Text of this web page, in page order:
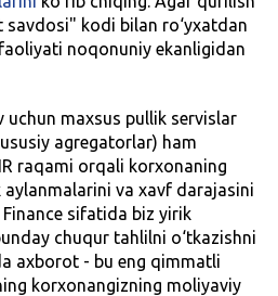
kodi bilan ro‘yxatdan
noqonuniy ekanligidan
uchun maxsus pullik servislar
agregatorlar) ham
raqami orqali korxonaning
va xavf darajasini
sifatida biz yirik
chuqur tahlilni o‘tkazishni
axborot - bu eng qimmatli
korxonangizning moliyaviy